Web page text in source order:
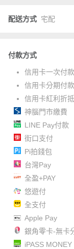
配送方式 宅配
付款方式
信用卡一次付款
信用卡分期付款
信用卡紅利折抵
神腦門市繳費
LINE Pay付款
街口支付
Pi拍錢包
台灣Pay
全盈+PAY
悠遊付
全支付
Apple Pay
銀角零卡-無卡
iPASS MONEY